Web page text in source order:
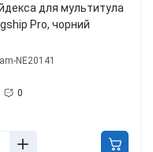
для мультитула
Pro, чорний
am-NE20141
0